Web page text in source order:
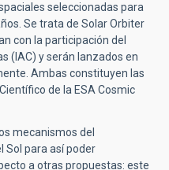
seleccionadas para
Se trata de Solar Orbiter
con la participación del
(IAC) y serán lanzados en
Ambas constituyen las
de la ESA Cosmic
mecanismos del
Sol para así poder
a otras propuestas: este